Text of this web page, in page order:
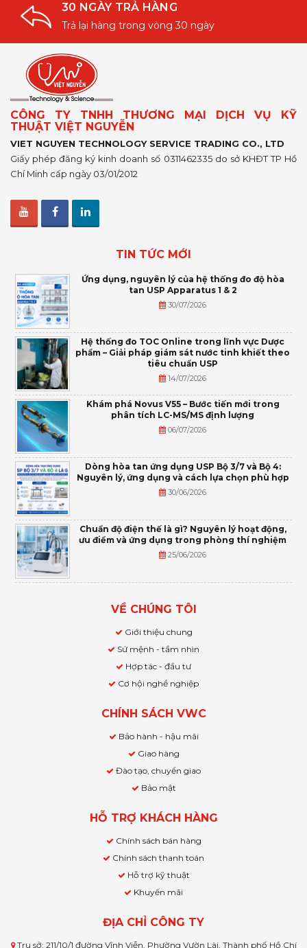
30 NGÀY TRẢ HÀNG
Trả lại hàng trong vòng 30 ngày
CÔNG TY TNHH THƯƠNG MẠI DỊCH VỤ KỸ
THUẬT VIỆT NGUYỄN
VIET NGUYEN TECHNOLOGY SERVICE TRADING CO., LTD
Giấy phép đăng ký kinh doanh số 0311462335 do sở KHĐT TP Hồ
Chí Minh cấp ngày 03/01/2012
TIN TỨC MỚI
Ứng dụng, nguyên lý của hệ thống đo độ hòa
tan USP Apparatus 1 & 2
30/07/2026
Hệ thống đo TOC Online trong lĩnh vực Dược
phẩm – Giải pháp giám sát nước tinh khiết theo
tiêu chuẩn USP
14/07/2026
Khám phá Novus V55 – Bước tiến mới trong
phân tích LC-MS/MS định lượng
06/07/2026
Dòng hòa tan ứng dụng USP Bộ 3/7 và Bộ 4:
Nguyên lý, ứng dụng và cách lựa chọn phù hợp
30/06/2026
Chuẩn độ điện thế là gì? Nguyên lý hoạt động,
ưu điểm và ứng dụng trong phòng thí nghiệm
25/06/2026
VỀ CHÚNG TÔI
Giới thiệu chung
Sứ mệnh - tầm nhìn
Hợp tác - đầu tư
Cơ hội nghề nghiệp
CHÍNH SÁCH VWC
Bảo hành - hậu mãi
Giao hàng
Đào tạo, chuyển giao
Bảo mật
HỖ TRỢ KHÁCH HÀNG
Chính sách bán hàng
Chính sách thanh toán
Hỗ trợ kỹ thuật
Khuyến mãi
ĐỊA CHỈ CÔNG TY
Trụ sở: 211/10/1 đường Vĩnh Viễn, Phường Vườn Lài, Thành phố Hồ Chí